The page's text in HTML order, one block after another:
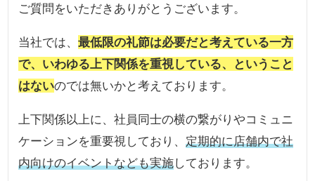
ご質問をいただきありがとうございます。
当社では、最低限の礼節は必要だと考えている一方
で、いわゆる上下関係を重視している、ということ
はないのでは無いかと考えております。
上下関係以上に、社員同士の横の繋がりやコミュニ
ケーションを重要視しており、定期的に店舗内で社
内向けのイベントなども実施しております。